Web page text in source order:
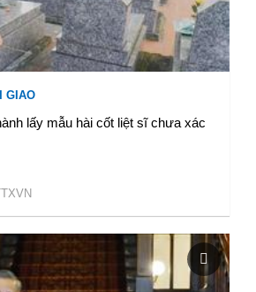
GIAO
lấy mẫu hài cốt liệt sĩ chưa xác